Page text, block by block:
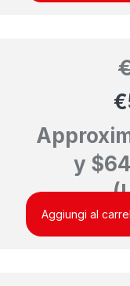
€
y $
Aggiungi al